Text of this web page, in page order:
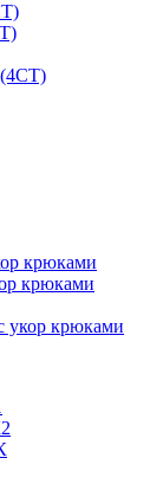
(4СТ)
крюками
крюками
укор крюками